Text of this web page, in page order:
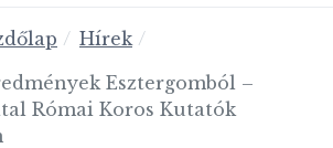
Hírek
Esztergomból –
Római Koros Kutatók